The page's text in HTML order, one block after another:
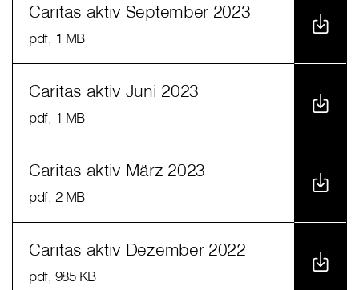
Caritas aktiv September 2023
pdf, 1 MB
Caritas aktiv Juni 2023
pdf, 1 MB
Caritas aktiv März 2023
pdf, 2 MB
Caritas aktiv Dezember 2022
pdf, 985 KB